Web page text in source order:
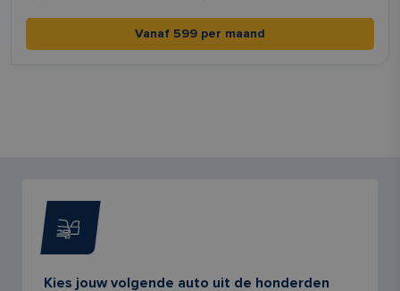
Vanaf 599 per maand
Kies jouw volgende auto uit de honderden